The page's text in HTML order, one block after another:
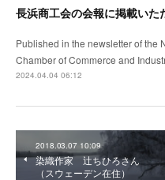
長浜商工会の会報に掲載いた
Published in the newsletter of the
Chamber of Commerce and
2024.04.04 06:12
2018.03.07 10:09
染織作家 辻ちひろさん
（スウェーデン在住）